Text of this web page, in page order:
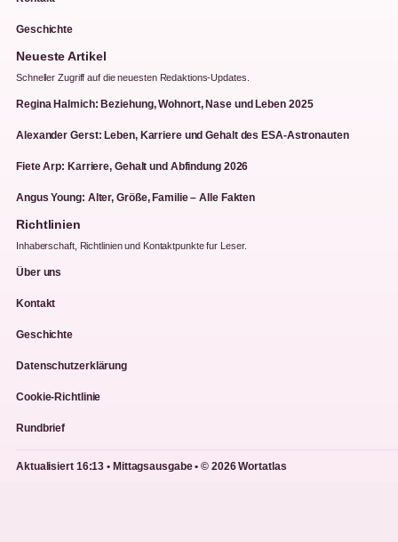
Geschichte
Neueste Artikel
Schneller Zugriff auf die neuesten Redaktions-Updates.
Regina Halmich: Beziehung, Wohnort, Nase und Leben 2025
Alexander Gerst: Leben, Karriere und Gehalt des ESA-Astronauten
Fiete Arp: Karriere, Gehalt und Abfindung 2026
Angus Young: Alter, Größe, Familie – Alle Fakten
Richtlinien
Inhaberschaft, Richtlinien und Kontaktpunkte fur Leser.
Über uns
Kontakt
Geschichte
Datenschutzerklärung
Cookie-Richtlinie
Rundbrief
Aktualisiert 16:13 • Mittagsausgabe • © 2026 Wortatlas